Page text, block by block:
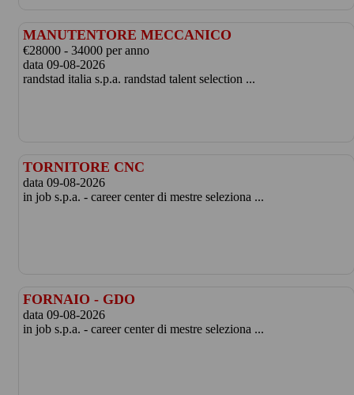
MANUTENTORE MECCANICO
€28000 - 34000 per anno
data 09-08-2026
randstad italia s.p.a. randstad talent selection ...
TORNITORE CNC
data 09-08-2026
in job s.p.a. - career center di mestre seleziona ...
FORNAIO - GDO
data 09-08-2026
in job s.p.a. - career center di mestre seleziona ...